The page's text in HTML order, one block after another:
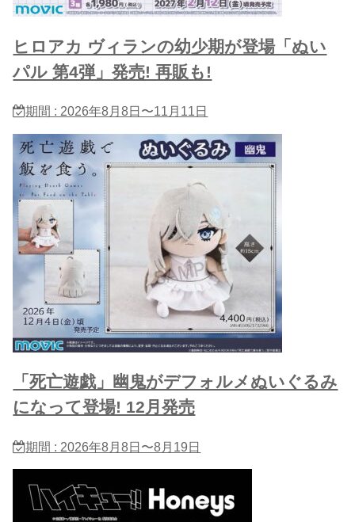
ヒロアカ ヴィランの幼少期が登場「ぬい
パル 第4弾」発売! 再販も!
期間 : 2026年8月8日〜11月11日
「死亡遊戯」幽鬼がデフォルメぬいぐるみ
になって登場! 12月発売
期間 : 2026年8月8日〜8月19日